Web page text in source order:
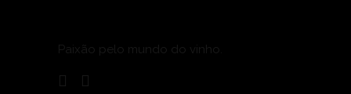
Paixão pelo mundo do vinho.